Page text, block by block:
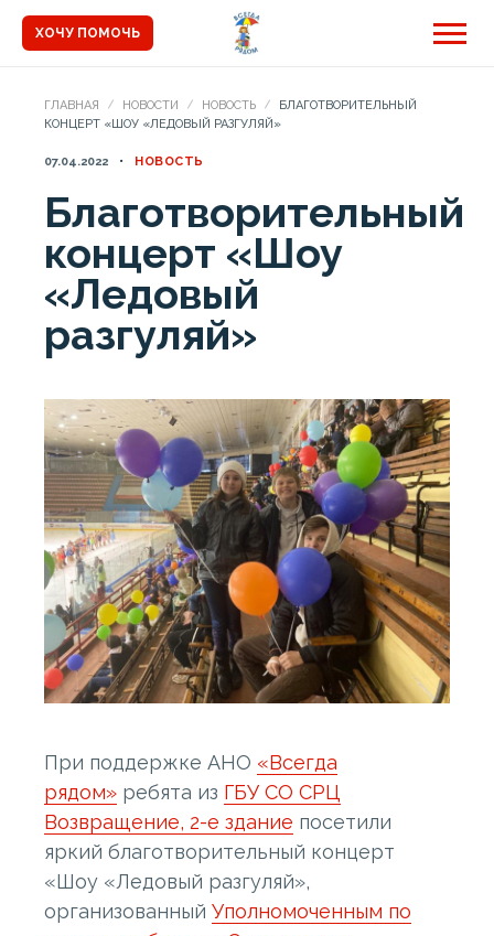
ХОЧУ ПОМОЧЬ
ГЛАВНАЯ НОВОСТИ НОВОСТЬ
БЛАГОТВОРИТЕЛЬНЫЙ
КОНЦЕРТ «ШОУ «ЛЕДОВЫЙ РАЗГУЛЯЙ»
07.04.2022 НОВОСТЬ
Благотворительный
концерт «Шоу
«Ледовый
разгуляй»
При поддержке АНО «Всегда
рядом» ребята из ГБУ СО СРЦ
Возвращение, 2-е здание посетили
яркий благотворительный концерт
«Шоу «Ледовый разгуляй»,
организованный Уполномоченным по